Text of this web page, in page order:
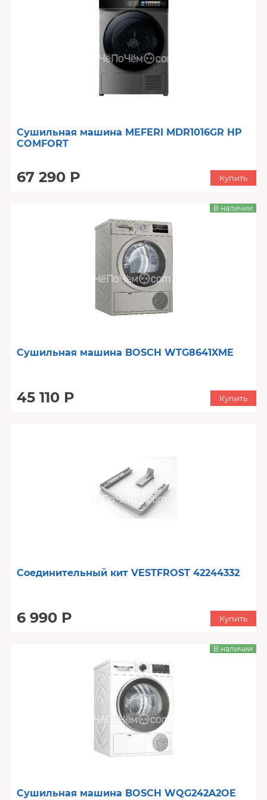
Сушильная машина MEFERI MDR1016GR HP
COMFORT
67 290 Р Купить
Сушильная машина BOSCH WTG8641XME
45 110 Р
В наличии
Купить
Соединительный кит VESTFROST 42244332
6 990 Р Купить
Сушильная машина BOSCH WQG242A2OE
В наличии